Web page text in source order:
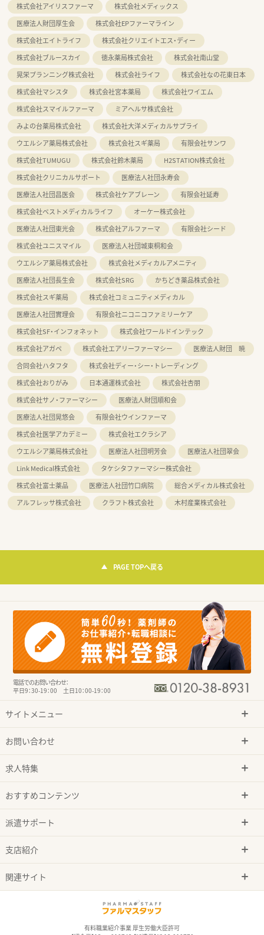
株式会社アイリスファーマ
株式会社メディックス
医療法人財団厚生会
株式会社EPファーマライン
株式会社エイトライフ
株式会社クリエイトエス・ディー
株式会社ブルースカイ
徳永薬局株式会社
株式会社南山堂
晃栄プランニング株式会社
株式会社ライフ
株式会社なの花東日本
株式会社マシスタ
株式会社宮本薬局
株式会社ワイエム
株式会社スマイルファーマ
ミアヘルサ株式会社
みよの台薬局株式会社
株式会社大洋メディカルサプライ
ウエルシア薬局株式会社
株式会社スギ薬局
有限会社サンワ
株式会社TUMUGU
株式会社鈴木薬局
H2STATION株式会社
株式会社クリニカルサポート
医療法人社団永寿会
医療法人社団昌医会
株式会社ケアブレーン
有限会社延寿
株式会社ベストメディカルライフ
オーケー株式会社
医療法人社団東光会
株式会社アルファーマ
有限会社シード
株式会社ユニスマイル
医療法人社団城東桐和会
ウエルシア薬局株式会社
株式会社メディカルアメニティ
医療法人社団長生会
株式会社SRG
かちどき薬品株式会社
株式会社スギ薬局
株式会社コミュニティメディカル
医療法人社団實理会
有限会社ニコニコファミリーケア
株式会社SF・インフォネット
株式会社ワールドインテック
株式会社アガペ
株式会社エアリーファーマシー
医療法人財団 暁
合同会社ハタフタ
株式会社ディー・シー・トレーディング
株式会社おりがみ
日本通運株式会社
株式会社杏朋
株式会社サノ・ファーマシー
医療法人財団順和会
医療法人社団晃悠会
有限会社ウインファーマ
株式会社医学アカデミー
株式会社エクラシア
ウエルシア薬局株式会社
医療法人社団明芳会
医療法人社団翠会
Link Medical株式会社
タケシタファーマシー株式会社
株式会社富士薬品
医療法人社団竹口病院
総合メディカル株式会社
アルフレッサ株式会社
クラフト株式会社 木村産業株式会社
PAGE TOPへ戻る
電話でのお問い合わせ：
平日9：30-19：00 土日10：00-19：00
サイトメニュー
お問い合わせ
求人特集
おすすめコンテンツ
派遣サポート
支店紹介
関連サイト
有料職業紹介事業 厚生労働大臣許可